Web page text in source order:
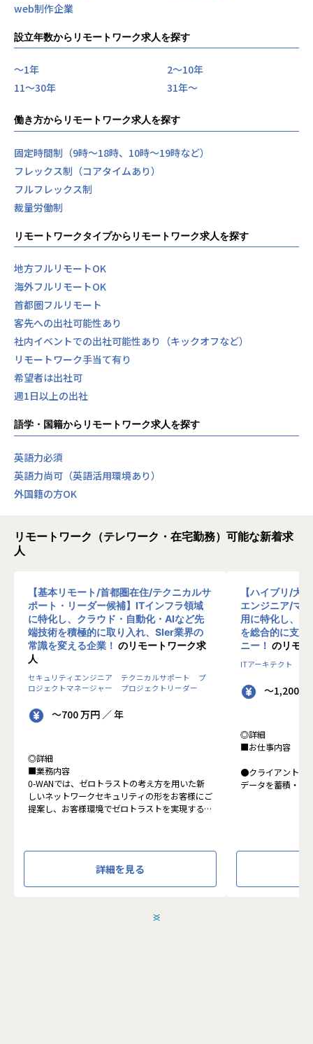
web制作企業
設立年数からリモートワーク求人を探す
〜1年
2〜10年
11〜30年
31年〜
働き方からリモートワーク求人を探す
固定時間制（9時～18時、10時～19時など）
フレックス制（コアタイムあり）
フルフレックス制
裁量労働制
リモートワークタイプからリモートワーク求人を探す
地方フルリモートOK
海外フルリモートOK
首都圏フルリモート
客先への出社可能性あり
社内イベントでの出社可能性あり（キックオフなど）
リモートワーク手当て有り
希望者は出社可
週1日以上の出社
語学・国籍からリモートワーク求人を探す
英語力必須
英語力尚可（英語活用環境あり）
外国籍の方OK
リモートワーク（テレワーク・在宅勤務）可能な新着求
人
【基本リモート/首都圏在住/テクニカルサ
ポート・リーダー候補】ITインフラ領域
に特化し、クラウド・自動化・AIなど先
端技術を積極的に取り入れ、SIer業界の
常識を変える企業！ のリモートワーク求
人
セキュリティエンジニア テクニカルサポート
プ
ロジェクトマネージャー
プロジェクトリーダー
～700 万円 ／ 年
◎詳細
■業務内容
0-WANでは、ゼロトラストの考え方を用いた新
しいネットワークセキュリティの形をお客様にご
提案し、お客様環境でゼロトラストを実現するた
本求人で採用する方には、テクニカルサポートや
エンジニアとしての高いスキルに加えて、チャレ
詳細を見る
【ハイブリ/大
エンジニア/マ
用に特化し、
を総合的に支援
ニー！ のリモ
ITアーキテクト
～1,200
◎詳細
■お仕事内容
●クライアントの
データを蓄積・加
って頂きます。
＜
＞